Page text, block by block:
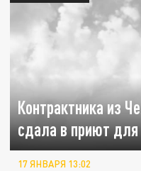
Контрактника из
сдала в приют
17 ЯНВАРЯ 13:02